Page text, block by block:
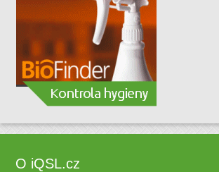
O iQSL.cz